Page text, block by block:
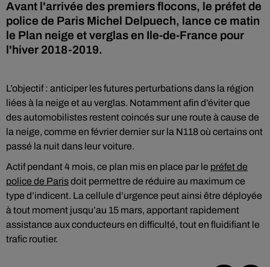
Avant l'arrivée des premiers flocons, le préfet de
police de Paris Michel Delpuech, lance ce matin
le Plan neige et verglas en Ile-de-France pour
l'hiver 2018-2019.
L’objectif : anticiper les futures perturbations dans la région
liées à la neige et au verglas. Notammentafin d’éviter que
des automobilistes restent coincés sur une route à cause de
la neige, comme en février dernier sur la N118 où certains ont
passé la nuit dans leur voiture.
Actif pendant 4 mois, ce plan mis en place par le préfet de
police de Parisdoit permettre de réduire au maximum ce
type d’indicent. La cellule d’urgence peut ainsi être déployée
à tout moment jusqu’au 15 mars, apportant rapidement
assistance aux conducteurs en difficulté, tout en fluidifiant le
trafic routier.